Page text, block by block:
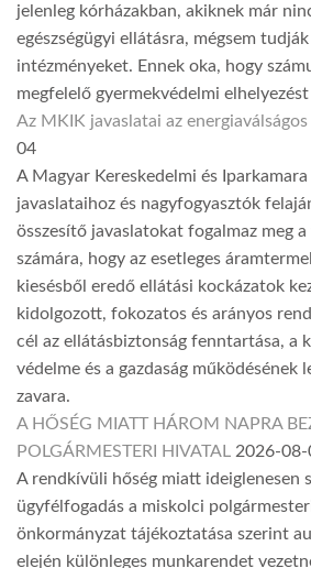
jelenleg kórházakban, akiknek már
egészségügyi ellátásra, mégsem
intézményeket. Ennek oka, hogy
megfelelő gyermekvédelmi
Az MKIK javaslatai az
04
A Magyar Kereskedelmi és
javaslataihoz és nagyfogyasztók
összesítő javaslatokat fogalmaz meg
számára, hogy az esetleges
kiesésből eredő ellátási kockázatok
kidolgozott, fokozatos és arányos
cél az ellátásbiztonság fenntartása, a
védelme és a gazdaság működésének
zavara.
A HŐSÉG MIATT HÁROM NAPRA
POLGÁRMESTERI HIVATAL 2026-08-
A rendkívüli hőség miatt ideiglenesen
ügyfélfogadás a miskolci
önkormányzat tájékoztatása szerint
elején különleges munkarendet